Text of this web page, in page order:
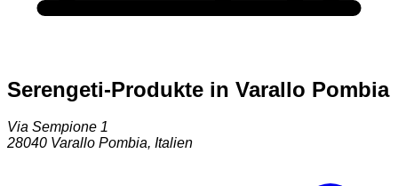
Serengeti-Produkte in Varallo Pombia
Via Sempione 1
28040 Varallo Pombia, Italien